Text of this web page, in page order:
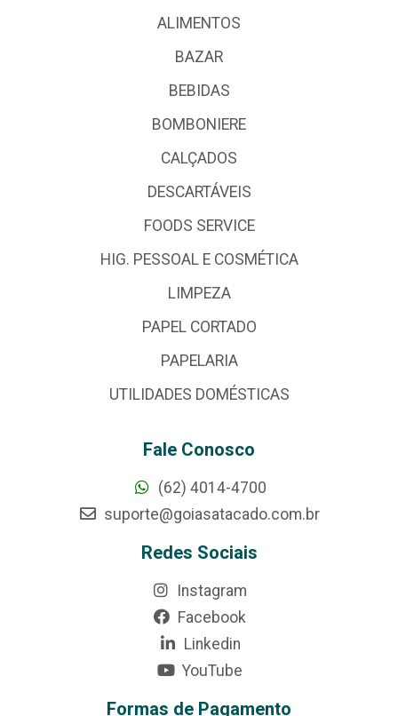
ALIMENTOS
BAZAR
BEBIDAS
BOMBONIERE
CALÇADOS
DESCARTÁVEIS
FOODS SERVICE
HIG. PESSOAL E COSMÉTICA
LIMPEZA
PAPEL CORTADO
PAPELARIA
UTILIDADES DOMÉSTICAS
Fale Conosco
(62) 4014-4700
suporte@goiasatacado.com.br
Redes Sociais
Instagram
Facebook
Linkedin
YouTube
Formas de Pagamento